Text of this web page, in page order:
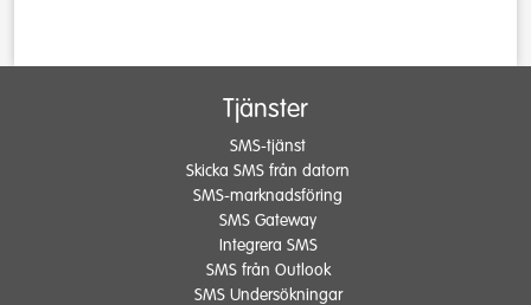
Tjänster
SMS-tjänst
Skicka SMS från datorn
SMS-marknadsföring
SMS Gateway
Integrera SMS
SMS från Outlook
SMS Undersökningar